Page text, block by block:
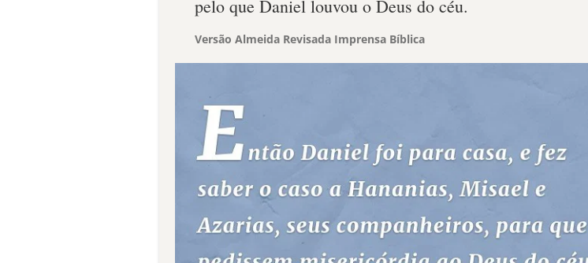
pelo que Daniel louvou o Deus do céu.
Versão Almeida Revisada Imprensa Bíblica